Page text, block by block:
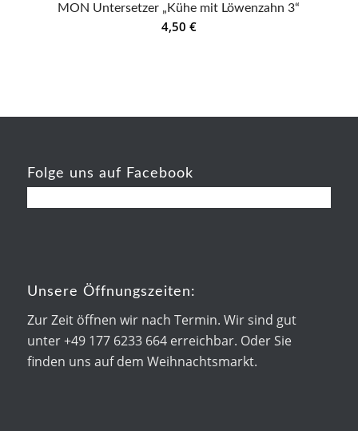
MON Untersetzer „Kühe mit Löwenzahn 3“
4,50 €
Folge uns auf Facebook
Unsere Öffnungszeiten:
Zur Zeit öffnen wir nach Termin. Wir sind gut
unter +49 177 6233 664 erreichbar. Oder Sie
finden uns auf dem Weihnachtsmarkt.